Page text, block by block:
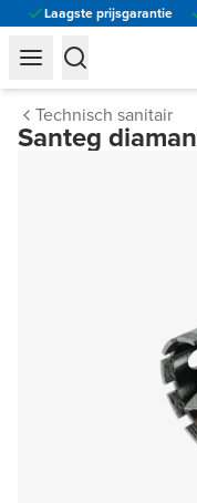
Laagste prijsgarantie
Technisch sanitair
Santeg